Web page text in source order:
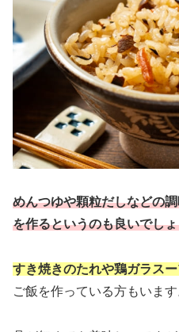
めんつゆや顆粒だしなどの
を作るというのも良いでし
すき焼きのたれや鶏ガラス
ご飯を作っている方もいます